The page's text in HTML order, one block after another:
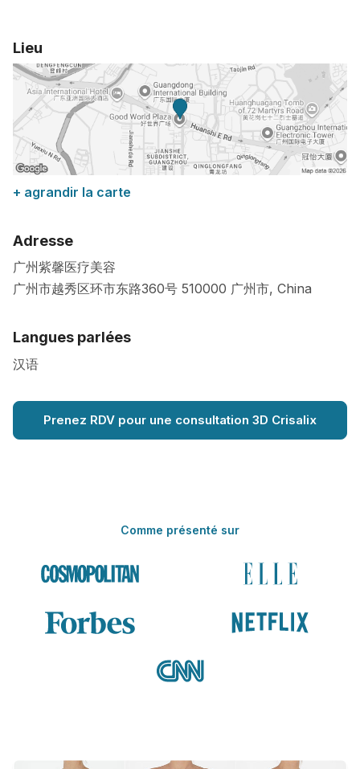
Lieu
+ agrandir la carte
Adresse
广州紫馨医疗美容
广州市越秀区环市东路360号 510000 广州市, China
Langues parlées
汉语
Prenez RDV pour une consultation 3D Crisalix
Comme présenté sur